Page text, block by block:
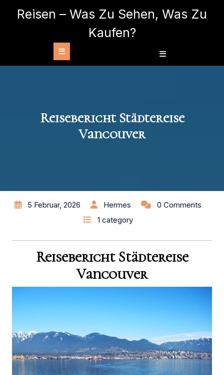
Reisen – Was Zu Sehen, Was Zu
Kaufen?
Reisebericht Städtereise
Vancouver
5 Februar, 2026 Hermes
0 Comments
1 category
Reisebericht Städtereise
Vancouver